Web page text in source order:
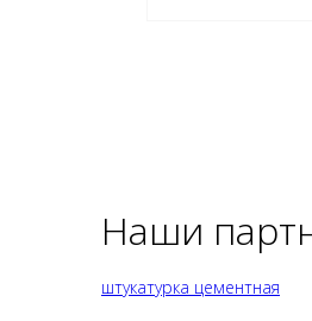
Наши
штукатурка цементная